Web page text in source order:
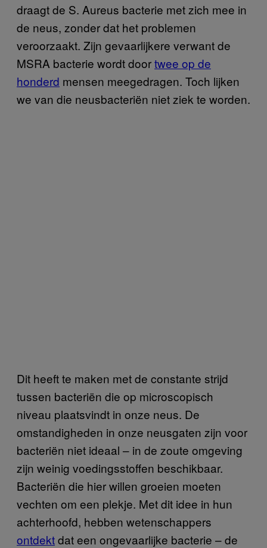
draagt de S. Aureus bacterie met zich mee in
de neus, zonder dat het problemen
veroorzaakt. Zijn gevaarlijkere verwant de
MSRA bacterie wordt doortwee op de
honderd mensen meegedragen. Toch lijken
we van die neusbacteriën niet ziek te worden.
Dit heeft te maken met de constante strijd
tussen bacteriën die op microscopisch
niveau plaatsvindt in onze neus. De
omstandigheden in onze neusgaten zijn voor
bacteriën niet ideaal – in de zoute omgeving
zijn weinig voedingsstoffen beschikbaar.
Bacteriën die hier willen groeien moeten
vechten om een plekje. Met dit idee in hun
achterhoofd, hebben wetenschappers
ontdektdat een ongevaarlijke bacterie – de